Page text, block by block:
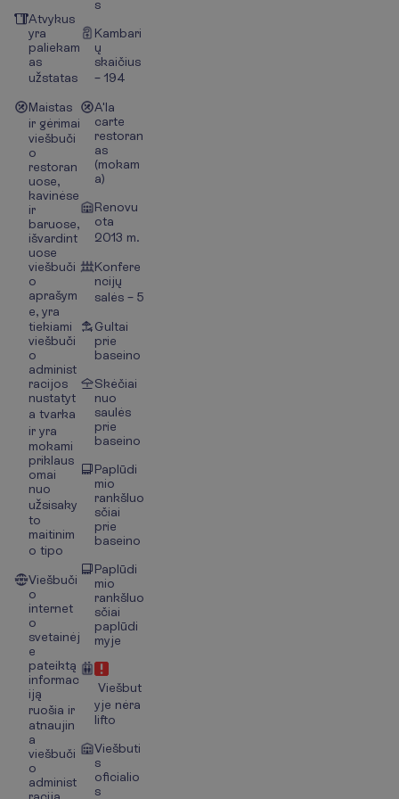
Atvykus
yra
paliekam
as
užstatas
Maistas
ir gėrimai
viešbuči
o
restoran
uose,
kavinėse
ir
baruose,
išvardint
uose
viešbuči
o
aprašym
e, yra
tiekiami
viešbuči
o
administ
racijos
nustatyt
a tvarka
ir yra
mokami
priklaus
omai
nuo
užsisaky
to
maitinim
o tipo
Viešbuči
o
internet
o
svetainėj
e
pateiktą
informac
iją
ruošia ir
atnaujin
a
viešbuči
o
administ
racija.
s
Kambari
ų
skaičius
– 194
A'la
carte
restoran
as
(mokam
a)
Renovu
ota
2013 m.
Konfere
ncijų
salės – 5
Gultai
prie
baseino
Skėčiai
nuo
saulės
prie
baseino
Paplūdi
mio
rankšluo
sčiai
prie
baseino
Paplūdi
mio
rankšluo
sčiai
paplūdi
myje
Viešbut
yje nėra
lifto
Viešbuti
s
oficialio
s